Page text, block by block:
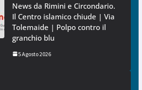
News da Rimini e Circondario.
Il Centro islamico chiude | Via
Tolemaide | Polpo contro il
granchio blu
5 Agosto 2026